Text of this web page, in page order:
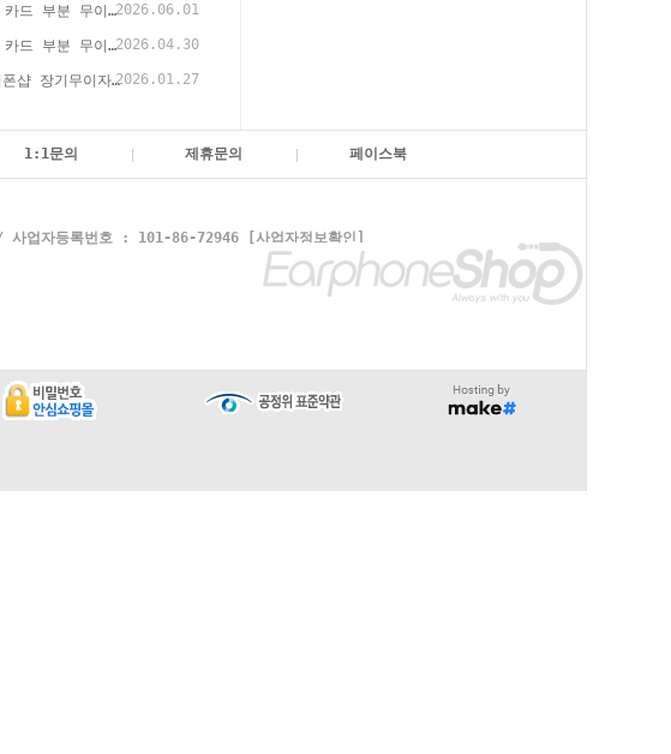
2026년 6월 카드 부분 무이자 할부 안내(이어폰샵 온라인 결제)2026.06.01
2026년 5월 카드 부분 무이자 할부 안내(이어폰샵 온라인 결제)2026.04.30
2026년 이어폰샵 장기무이자 할부 이벤트2026.01.27
1:1문의 제휴문의 페이스북
업자등록번호 : 101-86-72946
[사업자정보확인]